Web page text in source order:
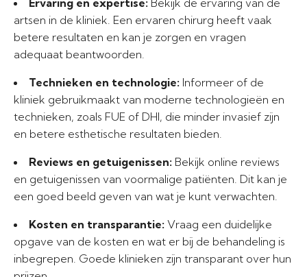
Ervaring en expertise: Bekijk de ervaring van de
artsen in de kliniek. Een ervaren chirurg heeft vaak
betere resultaten en kan je zorgen en vragen
adequaat beantwoorden.
Technieken en technologie: Informeer of de
kliniek gebruikmaakt van moderne technologieën en
technieken, zoals FUE of DHI, die minder invasief zijn
en betere esthetische resultaten bieden.
Reviews en getuigenissen: Bekijk online reviews
en getuigenissen van voormalige patiënten. Dit kan je
een goed beeld geven van wat je kunt verwachten.
Kosten en transparantie: Vraag een duidelijke
opgave van de kosten en wat er bij de behandeling is
inbegrepen. Goede klinieken zijn transparant over hun